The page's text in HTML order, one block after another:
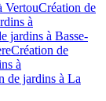
VertouCréation de
à
jardins à Basse-
Création de
à
de jardins à La